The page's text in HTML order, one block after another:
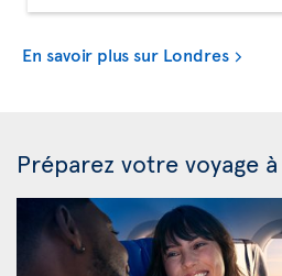
En savoir plus sur Londres
Préparez votre voyage